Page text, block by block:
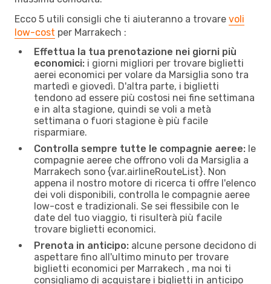
Ecco 5 utili consigli che ti aiuteranno a trovare voli
low-cost per Marrakech :
Effettua la tua prenotazione nei giorni più
economici: i giorni migliori per trovare biglietti
aerei economici per volare da Marsiglia sono tra
martedì e giovedì. D'altra parte, i biglietti
tendono ad essere più costosi nei fine settimana
e in alta stagione, quindi se voli a metà
settimana o fuori stagione è più facile
risparmiare.
Controlla sempre tutte le compagnie aeree: le
compagnie aeree che offrono voli da Marsiglia a
Marrakech sono {​var.airlineRouteList}. Non
appena il nostro motore di ricerca ti offre l'elenco
dei voli disponibili, controlla le compagnie aeree
low-cost e tradizionali. Se sei flessibile con le
date del tuo viaggio, ti risulterà più facile
trovare biglietti economici.
Prenota in anticipo: alcune persone decidono di
aspettare fino all'ultimo minuto per trovare
biglietti economici per Marrakech , ma noi ti
consigliamo di acquistare i biglietti in anticipo